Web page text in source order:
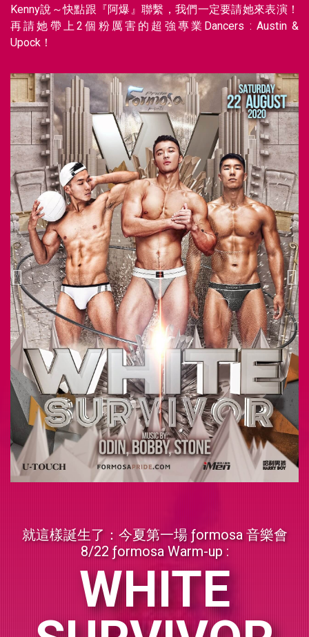
Kenny說～快點跟『阿爆』聯繫，我們一定要請她來表演！
再請她帶上2個粉厲害的超強專業Dancers : Austin &
Upock！
就這樣誕生了：今夏第一場 ƒormosa 音樂會
8/22 ƒormosa Warm-up :
WHITE